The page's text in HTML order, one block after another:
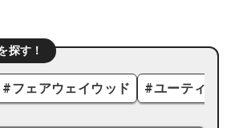
探す！
#フェアウェイウッド #ユーティリ